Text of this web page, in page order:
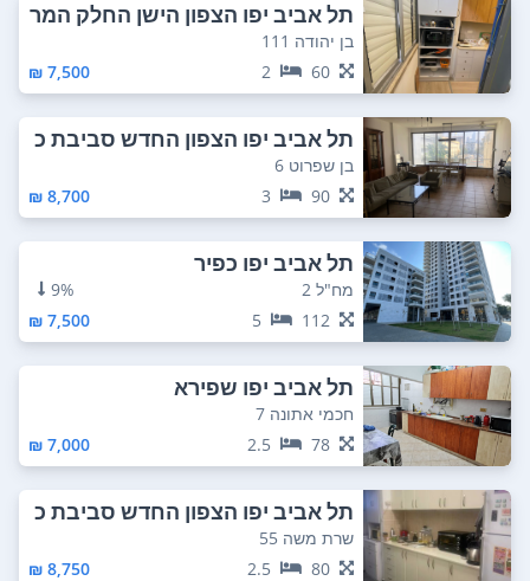
תל אביב יפו הצפון הישן החלק המר
כזי
בן יהודה 111
60
2
7,500 ₪
תל אביב יפו הצפון החדש סביבת כ
כר המדינה
בן שפרוט 6
90
3
8,700 ₪
תל אביב יפו כפיר
מח"ל 2
9%
112
5
7,500 ₪
תל אביב יפו שפירא
חכמי אתונה 7
78
2.5
7,000 ₪
תל אביב יפו הצפון החדש סביבת כ
כר המדינה
שרת משה 55
80
2.5
8,750 ₪